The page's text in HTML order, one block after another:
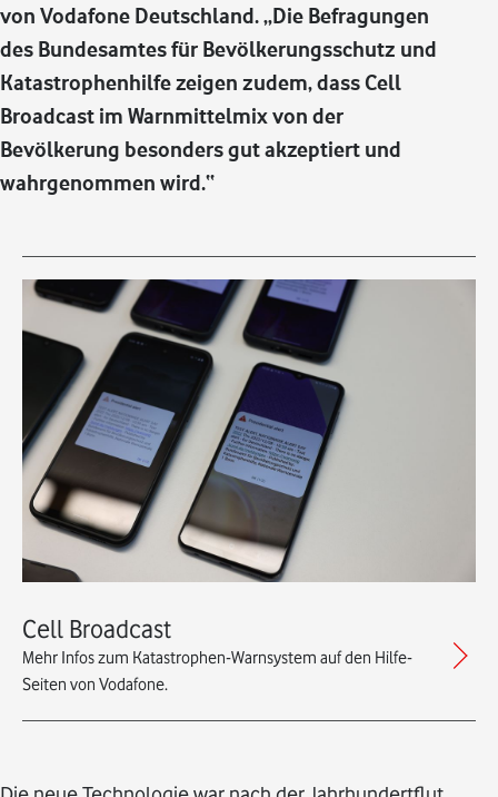
von Vodafone Deutschland. „Die Befragungen
des Bundesamtes für Bevölkerungsschutz und
Katastrophenhilfe zeigen zudem, dass Cell
Broadcast im Warnmittelmix von der
Bevölkerung besonders gut akzeptiert und
wahrgenommen wird.“
Cell Broadcast
Mehr Infos zum Katastrophen-Warnsystem auf den Hilfe-
Seiten von Vodafone.